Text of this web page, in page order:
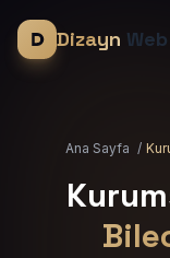
Dizayn
Ana Sayfa /